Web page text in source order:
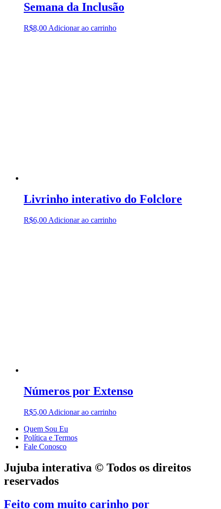
Semana da Inclusão
R$8,00 Adicionar ao carrinho
Livrinho interativo do Folclore
R$6,00 Adicionar ao carrinho
Números por Extenso
R$5,00 Adicionar ao carrinho
Quem Sou Eu
Política e Termos
Fale Conosco
Jujuba interativa © Todos os direitos
reservados
Feito com muito carinho por